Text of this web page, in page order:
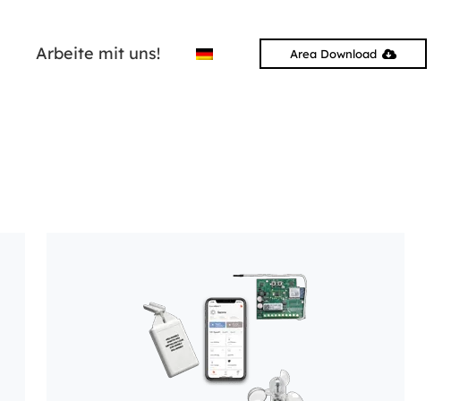
Arbeite mit uns! Area Download